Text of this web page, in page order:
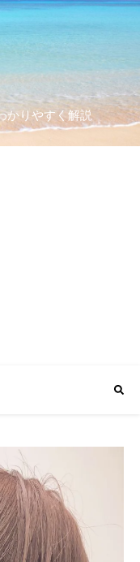
かりやすく解説